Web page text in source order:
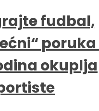
fudbal,
okuplja